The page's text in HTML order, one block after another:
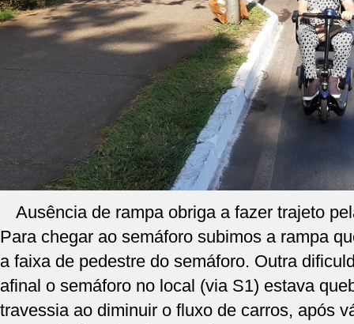
Ausência de rampa obriga a fazer trajeto
Para chegar ao semáforo subimos a rampa
a faixa de pedestre do semáforo. Outra
afinal o semáforo no local (via S1) estava
travessia ao diminuir o fluxo de carros, após